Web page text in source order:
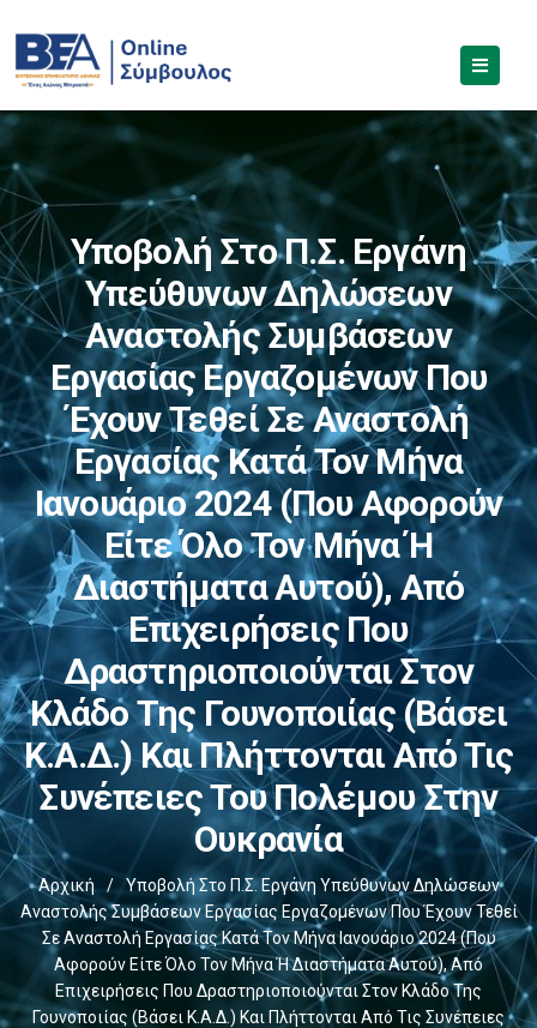
Υποβολή Στο Π.Σ. Εργάνη
Υπεύθυνων Δηλώσεων
Αναστολής Συμβάσεων
Εργασίας Εργαζομένων Που
Έχουν Τεθεί Σε Αναστολή
Εργασίας Κατά Τον Μήνα
Ιανουάριο 2024 (που Αφορούν
Είτε Όλο Τον Μήνα Ή
Διαστήματα Αυτού), Από
Επιχειρήσεις Που
Δραστηριοποιούνται Στον
Κλάδο Της Γουνοποιίας (βάσει
Κ.Α.Δ.) Και Πλήττονται Από Τις
Συνέπειες Του Πολέμου Στην
Ουκρανία
Αρχική /
Υποβολή Στο Π.Σ. Εργάνη Υπεύθυνων Δηλώσεων
Αναστολής Συμβάσεων Εργασίας Εργαζομένων Που Έχουν Τεθεί
Σε Αναστολή Εργασίας Κατά Τον Μήνα Ιανουάριο 2024 (που
Αφορούν Είτε Όλο Τον Μήνα Ή Διαστήματα Αυτού), Από
Επιχειρήσεις Που Δραστηριοποιούνται Στον Κλάδο Της
Γουνοποιίας (βάσει Κ.Α.Δ.) Και Πλήττονται Από Τις Συνέπειες